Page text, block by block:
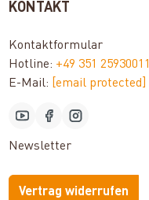
KONTAKT
Kontaktformular
Hotline: +49 351 25930011
E-Mail: [email protected]
Newsletter
Vertrag widerrufen